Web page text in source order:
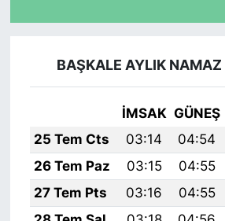
BAŞKALE AYLIK NAMAZ
İMSAK GÜNEŞ
25 Tem Cts
03:14 04:54
26 Tem Paz
03:15 04:55
27 Tem Pts
03:16 04:55